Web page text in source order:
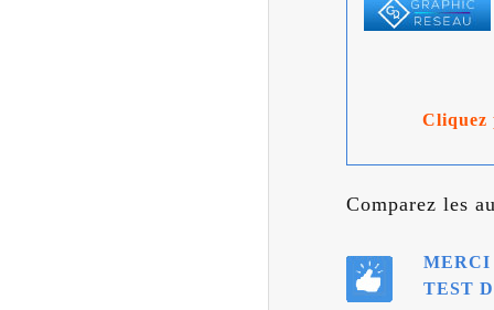
Cliquez
Comparez les
MERCI
TEST